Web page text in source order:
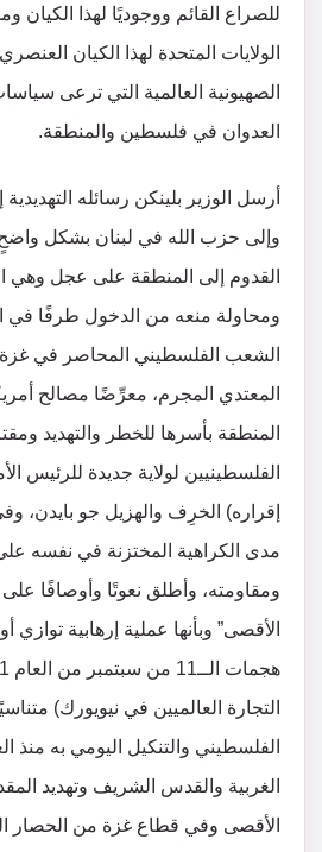
للصراع القائم ووجوديًا لهذا الكيان
الولايات المتحدة لهذا الكيان
الصهيونية العالمية التي ترعى
العدوان في فلسطين والمنطقة.
أرسل الوزير بلينكن رسائله
وإلى حزب الله في لبنان بشكل
القدوم إلى المنطقة على عجل وهي
ومحاولة منعه من الدخول طرفًا في
الشعب الفلسطيني المحاصر في غزة
المعتدي المجرم، معرِّضًا مصالح
المنطقة بأسرها للخطر والتهديد
الفلسطينيين لولاية جديدة للرئيس
إقراره) الخرِف والهزيل جو بايدن،
مدى الكراهية المختزنة في نفسه
ومقاومته، وأطلق نعوتًا وأوصافًا
الأقصى” وبأنها عملية إرهابية
التجارة العالميين في نيويورك)
الغربية والقدس الشريف وتهديد
الأقصى وفي قطاع غزة من الحصار